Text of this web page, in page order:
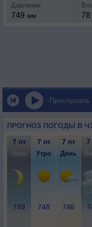
Давление
749 мм 78
Прослушать
ПРОГНОЗ ПОГОДЫ В
7 пт 7 пт 7 пт 7
Ночь Утро День
749 748 746